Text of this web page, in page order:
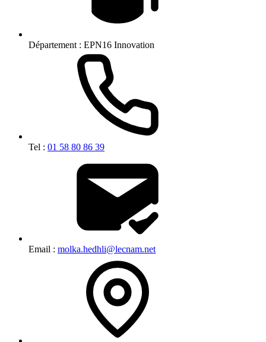
Département : EPN16 Innovation
Tel : 01 58 80 86 39
Email : molka.hedhli@lecnam.net